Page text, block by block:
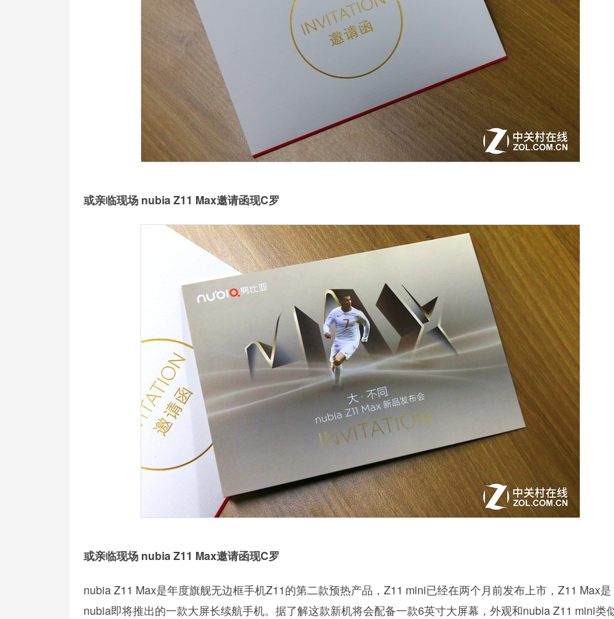
或亲临现场 nubia Z11 Max邀请函现C罗
或亲临现场 nubia Z11 Max邀请函现C罗
nubia Z11 Max是年度旗舰无边框手机Z11的第二款预热产品，Z11 mini已经在两个月前发布上市，Z11 Max是
nubia即将推出的一款大屏长续航手机。据了解这款新机将会配备一款6英寸大屏幕，外观和nubia Z11 mini类似